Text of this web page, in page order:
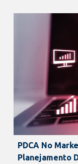
PDCA No
Planejamento